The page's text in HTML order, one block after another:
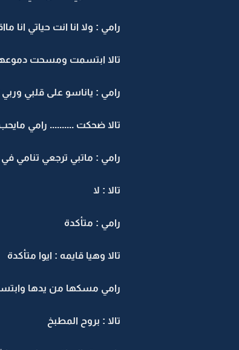
رامي : ولا انا انت حياتي
تالا ابتسمت ومسحت
رامي : ياناسو على قلبي
تالا ضحكت .......... رامي
رامي : ماتبي ترجعي تنامي
تالا : لا
رامي : متأكدة
تالا وهيا قايمه : ايوا متأكدة
رامي مسكها من يدها
تالا : بروح المطبخ